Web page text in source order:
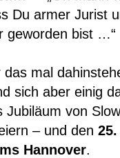
Du armer Jurist
geworden bist …“
das mal
sich aber einig
Jubiläum von
– und den
Hannover.